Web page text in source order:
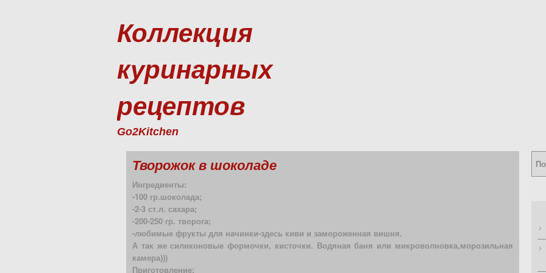
Коллекция
куринарных
рецептов
Go2Kitchen
Творожок в шоколаде
Ингредиенты:
-100 гр.шоколада;
-2-3 ст.л. сахара;
-200-250 гр. творога;
-любимые фрукты для начинки-здесь киви и замороженная вишня.
А так же силиконовые формочки, кисточки. Водяная баня или микроволновка,морозильная
камера)))
Приготовление: